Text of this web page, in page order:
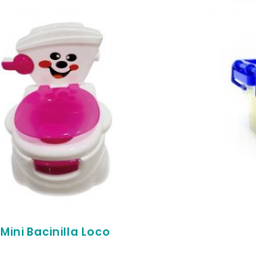
Mini Bacinilla Loco